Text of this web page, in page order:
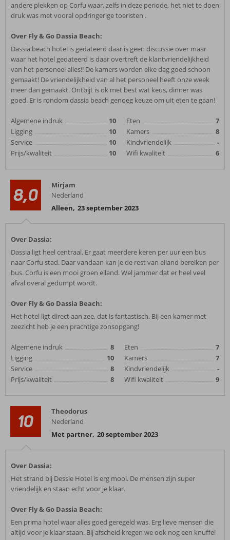
andere plekken op Corfu waar, zelfs in deze periode, het niet te doen
druk was met vooral opdringerige toeristen .
Over Fly & Go Dassia Beach:
Dassia beach hotel is gedateerd daar is geen discussie over maar
waar het hotel gedateerd is daar overtreft de klantvriendelijkheid
van het personeel alles!! De kamers worden elke dag goed schoon
gemaakt! De vriendelijkheid van al het personeel heeft onze week
meer dan gemaakt. Ontbijt is ok met best wat keus, dinner was
goed. Er is rondom dassia beach genoeg keuze om uit eten te gaan!
Algemene indruk
10
Ligging
10
Service
10
Prijs/kwaliteit
10
Eten
7
Kamers
8
Kindvriendelijk
-
Wifi kwaliteit
6
8,0
Mirjam
Nederland
Alleen, 23 september 2023
Over Dassia:
Dassia ligt heel centraal. Er gaat meerdere keren per uur een bus
naar Corfu stad. Daar vandaan kan je de rest van eiland bereiken per
bus. Corfu is een mooi groen eiland. Wel jammer dat er heel veel
afval overal gedumpt wordt.
Over Fly & Go Dassia Beach:
Het hotel ligt direct aan zee, dat is fantastisch. Bij een kamer met
zeezicht heb je een prachtige zonsopgang!
Algemene indruk
8
Ligging
10
Service
8
Prijs/kwaliteit
8
Eten
7
Kamers
7
Kindvriendelijk
-
Wifi kwaliteit
9
10
Theodorus
Nederland
Met partner, 20 september 2023
Over Dassia:
Het strand bij Dessie Hotel is erg mooi. De mensen zijn super
vriendelijk en staan echt voor je klaar.
Over Fly & Go Dassia Beach:
Een prima hotel waar alles goed geregeld was. Erg lieve mensen die
altijd voor je klaar staan. Bij afscheid kregen we ook nog een knuffel